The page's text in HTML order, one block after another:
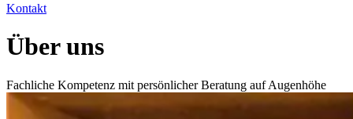
Kontakt
Über uns
Fachliche Kompetenz mit persönlicher Beratung auf Augenhöhe